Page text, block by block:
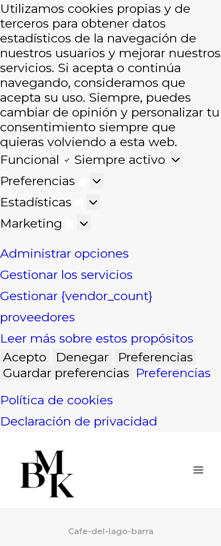
Utilizamos cookies propias y de
terceros para obtener datos
estadísticos de la navegación de
nuestros usuarios y mejorar nuestros
servicios. Si acepta o continúa
navegando, consideramos que
acepta su uso. Siempre, puedes
cambiar de opinión y personalizar tu
consentimiento siempre que
quieras volviendo a esta web.
Funcional
Funcional
Siempre activo
Preferencias
Preferencias
Estadísticas
Estadísticas
Marketing
Marketing
Administrar opciones
Gestionar los servicios
Gestionar {vendor_count}
proveedores
Leer más sobre estos propósitos
Acepto
Denegar
Preferencias
Guardar preferencias Preferencias
Política de cookies
Declaración de privacidad
Cafe-del-lago-barra